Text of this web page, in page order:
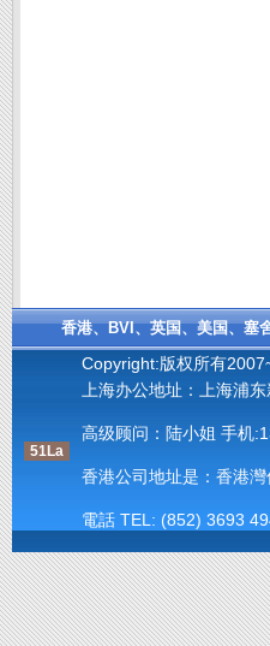
香港、BVI、英国、美国、塞
51La
Copyright:版权所有
上海办公地址：上海浦
高级顾问：陆小姐 手机:
香港公司地址是：香港
電話 TEL: (852) 3693